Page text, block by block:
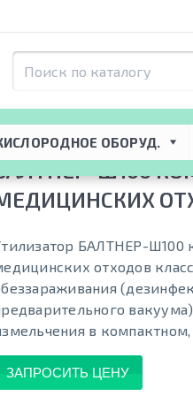
ОБОРУД.
Ш100
БАЛТНЕР-Ш100
отходов
в
ЗАПРОСИТЬ ЦЕНУ